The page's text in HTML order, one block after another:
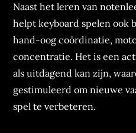
Naast het leren van
helpt keyboard spelen ook
hand-oog coördinatie,
concentratie. Het is een
als uitdagend kan zijn,
gestimuleerd om nieuwe
spel te verbeteren.